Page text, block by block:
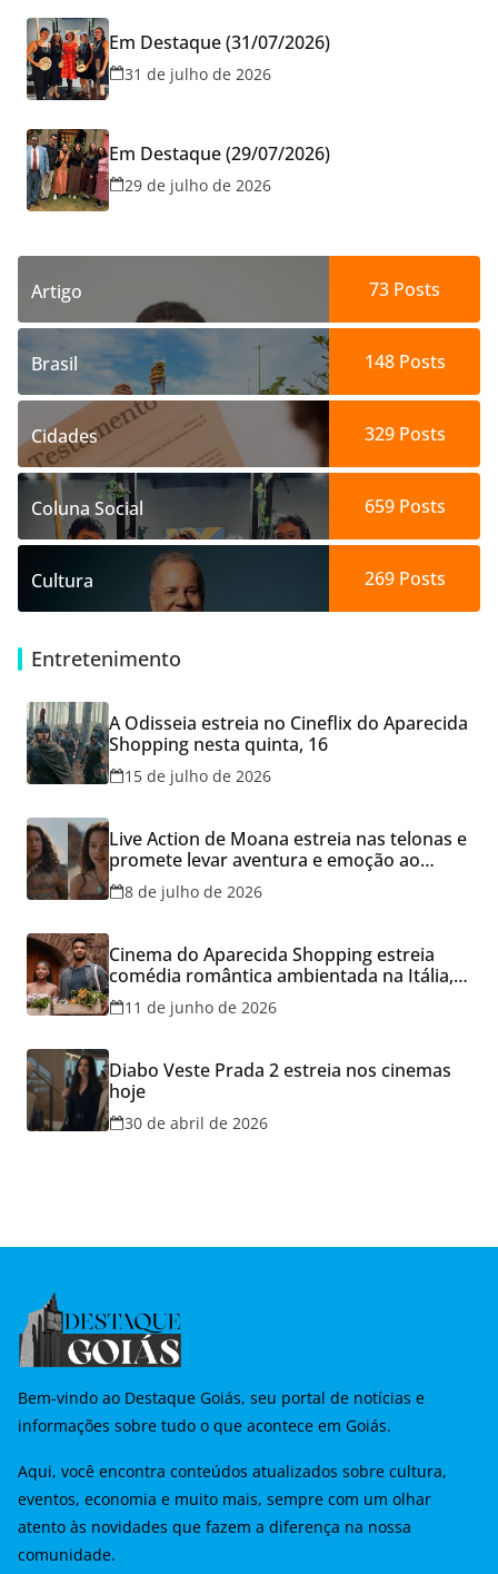
Em Destaque (31/07/2026)
31 de julho de 2026
Em Destaque (29/07/2026)
29 de julho de 2026
Artigo 73 Posts
Brasil 148Posts
Cidades 329Posts
Coluna Social 659Posts
Cultura 269Posts
Entretenimento
A Odisseia estreia no Cineflix do Aparecida
Shopping nesta quinta, 16
15 de julho de 2026
Live Action de Moana estreia nas telonas e
promete levar aventura e emoção ao
Cineflix do Aparecida Shopping
8 de julho de 2026
Cinema do Aparecida Shopping estreia
comédia romântica ambientada na Itália,
hoje e lança promoção para o Dia dos
Namorados
11 de junho de 2026
Diabo Veste Prada 2 estreia nos cinemas
hoje
30 de abril de 2026
Bem-vindo ao Destaque Goiás, seu portal de notícias e
informações sobre tudo o que acontece em Goiás.
Aqui, você encontra conteúdos atualizados sobre cultura,
eventos, economia e muito mais, sempre com um olhar
atento às novidades que fazem a diferença na nossa
comunidade.